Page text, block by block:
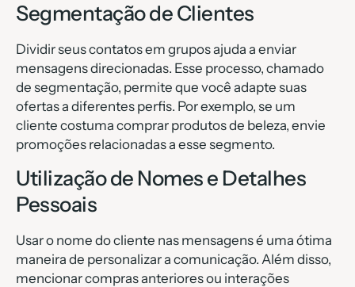
Segmentação de Clientes
Dividir seus contatos em grupos ajuda a enviar
mensagens direcionadas. Esse processo, chamado
de segmentação, permite que você adapte suas
ofertas a diferentes perfis. Por exemplo, se um
cliente costuma comprar produtos de beleza, envie
promoções relacionadas a esse segmento.
Utilização de Nomes e Detalhes
Pessoais
Usar o nome do cliente nas mensagens é uma ótima
maneira de personalizar a comunicação. Além disso,
mencionar compras anteriores ou interações